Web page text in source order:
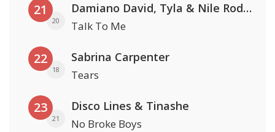
21
20
Damiano David, Tyla & Nile Rodgers
Talk To Me
22
18
Sabrina Carpenter
Tears
23
21
Disco Lines & Tinashe
No Broke Boys